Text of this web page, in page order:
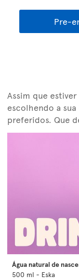
Pre-
Assim que
escolhendo a
preferidos. Que
Água natural de
500 ml - Eska